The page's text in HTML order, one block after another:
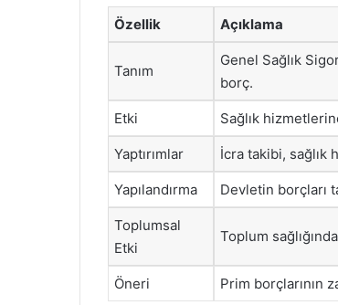
Özellik Açıklama
Tanım
Genel Sağlık
borç.
Etki Sağlık
Yaptırımlar İcra takibi, sağlık
Yapılandırma Devletin borçları
Toplumsal
Etki
Toplum
Öneri Prim borçlarının